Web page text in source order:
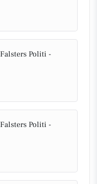
Politi -
Politi -